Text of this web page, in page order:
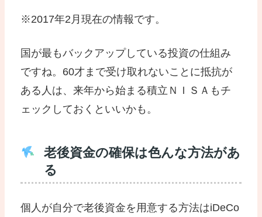
※2017年2月現在の情報です。
国が最もバックアップしている投資の仕組み
ですね。60才まで受け取れないことに抵抗が
ある人は、来年から始まる積立ＮＩＳＡもチ
ェックしておくといいかも。
老後資金の確保は色んな方法があ
る
個人が自分で老後資金を用意する方法はiDeCo